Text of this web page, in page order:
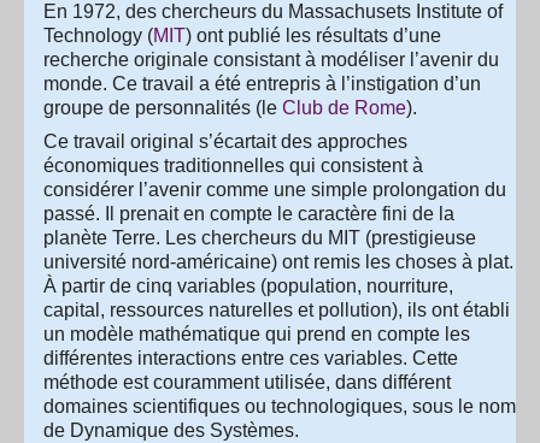
En 1972, des chercheurs du Massachusets Institute of
Technology (MIT) ont publié les résultats d’une
recherche originale consistant à modéliser l’avenir du
monde. Ce travail a été entrepris à l’instigation d’un
groupe de personnalités (le Club de Rome).
Ce travail original s’écartait des approches
économiques traditionnelles qui consistent à
considérer l’avenir comme une simple prolongation du
passé. Il prenait en compte le caractère fini de la
planète Terre. Les chercheurs du MIT (prestigieuse
université nord-américaine) ont remis les choses à plat.
À partir de cinq variables (population, nourriture,
capital, ressources naturelles et pollution), ils ont établi
un modèle mathématique qui prend en compte les
différentes interactions entre ces variables. Cette
méthode est couramment utilisée, dans différent
domaines scientifiques ou technologiques, sous le nom
de Dynamique des Systèmes.